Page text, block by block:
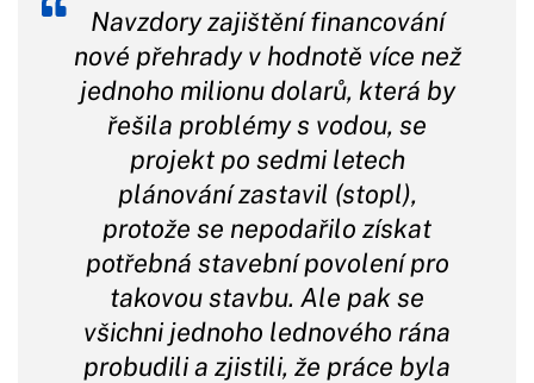
Navzdory zajištění financování
nové přehrady v hodnotě více než
jednoho milionu dolarů, která by
řešila problémy s vodou, se
projekt po sedmi letech
plánování zastavil (stopl),
protože se nepodařilo získat
potřebná stavební povolení pro
takovou stavbu. Ale pak se
všichni jednoho lednového rána
probudili a zjistili, že práce byla